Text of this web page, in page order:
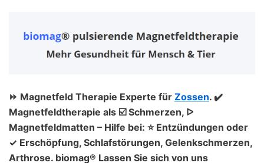
springen
⏩ Magnetfeld Therapie Experte für Zossen. ✔️
Magnetfeldtherapie als ☑️ Schmerzen, ᐅ
Magnetfeldmatten – Hilfe bei: ⭐ Entzündungen oder
✓ Erschöpfung, Schlafstörungen, Gelenkschmerzen,
Arthrose. biomag® Lassen Sie sich von uns